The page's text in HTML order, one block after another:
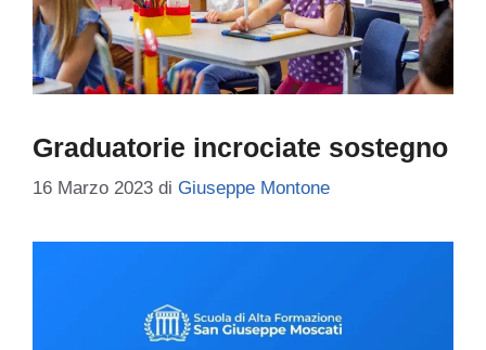
Graduatorie incrociate sostegno
16 Marzo 2023 di Giuseppe Montone